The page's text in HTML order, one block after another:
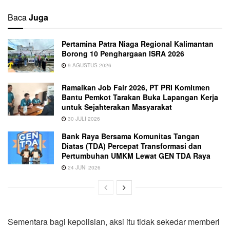
BacaJuga
Pertamina Patra Niaga Regional Kalimantan
Borong 10 Penghargaan ISRA 2026
9 AGUSTUS 2026
Ramaikan Job Fair 2026, PT PRI Komitmen
Bantu Pemkot Tarakan Buka Lapangan Kerja
untuk Sejahterakan Masyarakat
30 JULI 2026
Bank Raya Bersama Komunitas Tangan
Diatas (TDA) Percepat Transformasi dan
Pertumbuhan UMKM Lewat GEN TDA Raya
24 JUNI 2026
Sementara bagi kepolisian, aksi itu tidak sekedar memberi